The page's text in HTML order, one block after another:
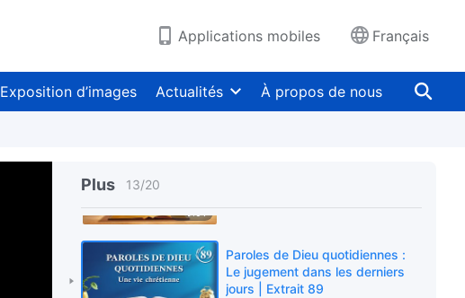
Applications mobiles Français
Exposition d’images Actualités À propos de nous
Plus 13/20
Le jugement dans les derniers
jours | Extrait 87
9:01
Paroles de Dieu quotidiennes :
Le jugement dans les derniers
jours | Extrait 89